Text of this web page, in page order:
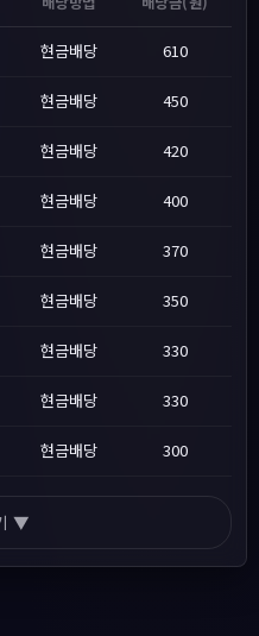
현금배당 610
현금배당 450
현금배당 420
현금배당 400
현금배당 370
현금배당 350
현금배당 330
현금배당 330
현금배당 300
▼